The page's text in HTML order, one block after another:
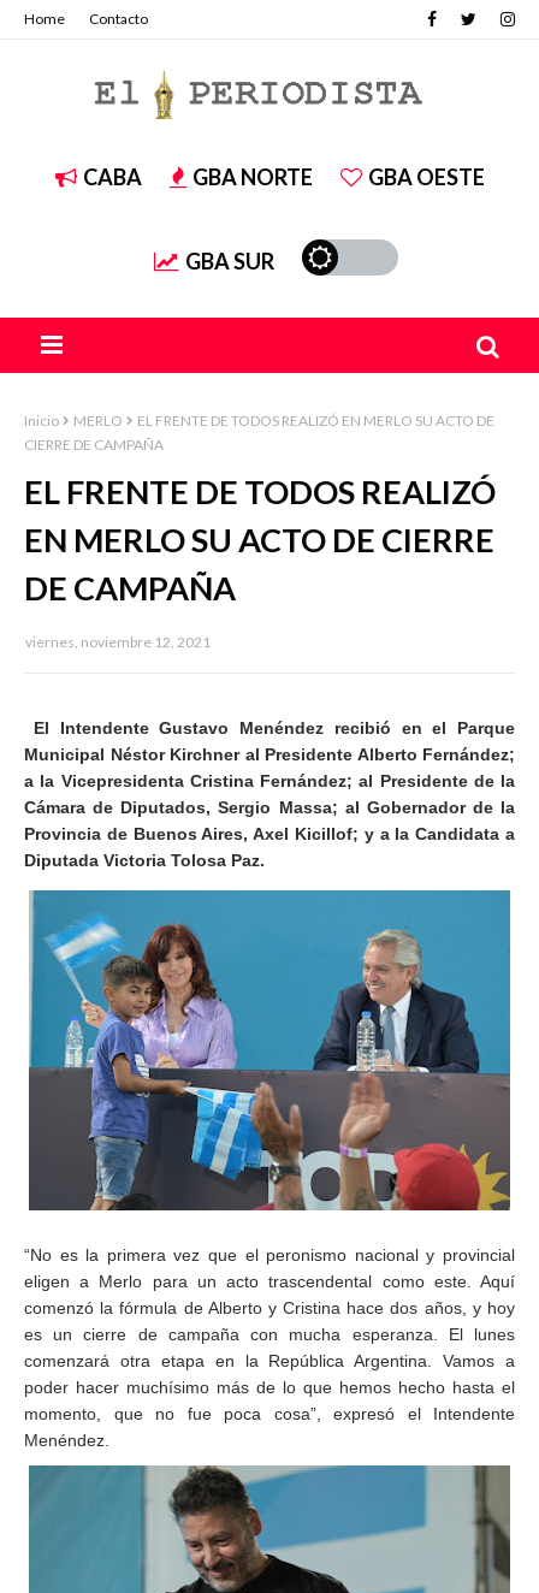
Home Contacto
CABA GBA NORTE GBA OESTE
GBA SUR
Inicio MERLO
EL FRENTE DE TODOS REALIZÓ EN MERLO SU ACTO DE
CIERRE DE CAMPAÑA
EL FRENTE DE TODOS REALIZÓ
EN MERLO SU ACTO DE CIERRE
DE CAMPAÑA
viernes, noviembre 12, 2021
El Intendente Gustavo Menéndez recibió en el Parque
Municipal Néstor Kirchner al Presidente Alberto Fernández;
a la Vicepresidenta Cristina Fernández; al Presidente de la
Cámara de Diputados, Sergio Massa; al Gobernador de la
Provincia de Buenos Aires, Axel Kicillof; y a la Candidata a
Diputada Victoria Tolosa Paz.
“No es la primera vez que el peronismo nacional y provincial
eligen a Merlo para un acto trascendental como este. Aquí
comenzó la fórmula de Alberto y Cristina hace dos años, y hoy
es un cierre de campaña con mucha esperanza. El lunes
comenzará otra etapa en la República Argentina. Vamos a
poder hacer muchísimo más de lo que hemos hecho hasta el
momento, que no fue poca cosa”, expresó el Intendente
Menéndez.